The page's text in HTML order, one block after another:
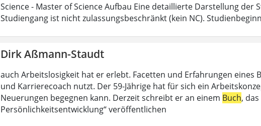
Science - Master of Science Aufbau Eine detaillierte Darstellung der
Studiengang ist nicht zulassungsbeschränkt (kein NC).
Dirk Aßmann-Staudt
auch Arbeitslosigkeit hat er erlebt. Facetten und Erfahrungen eines
und Karrierecoach nutzt. Der 59-Jährige hat für sich ein
Neuerungen begegnen kann. Derzeit schreibt er an einem Buch,
Persönlichkeitsentwicklung“ veröffentlichen